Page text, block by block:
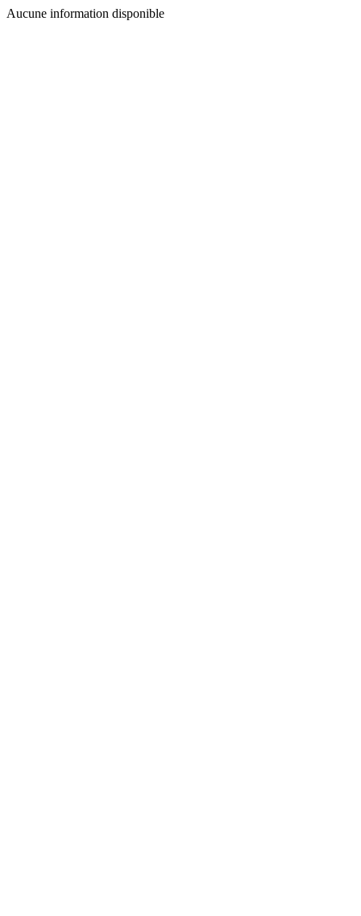
Aucune information disponible